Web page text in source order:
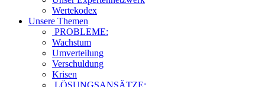
Wertekodex
Unsere Themen
PROBLEME:
Wachstum
Umverteilung
Verschuldung
Krisen
LÖSUNGSANSÄTZE: